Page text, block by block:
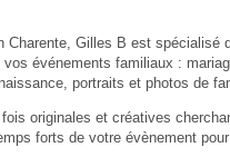
Charente, Gilles B est spécialisé
événements familiaux :
portraits et photos de
originales et créatives
forts de votre évènement